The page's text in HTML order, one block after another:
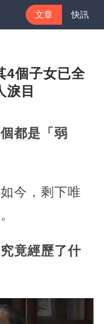
文章 快訊
4個子女已全
淚目
都是「弱
如今，剩下唯
竟經歷了什